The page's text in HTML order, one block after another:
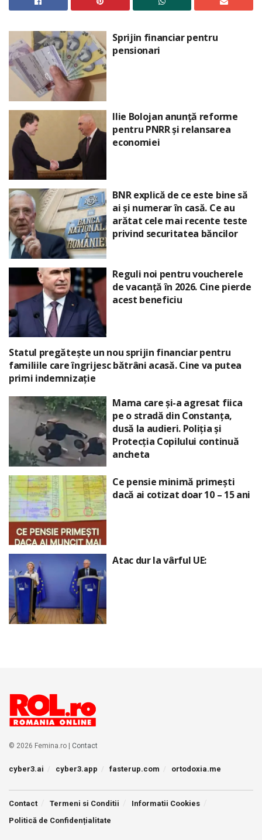
Sprijin financiar pentru
pensionari
Ilie Bolojan anunță reforme
pentru PNRR și relansarea
economiei
BNR explică de ce este bine să
ai și numerar în casă. Ce au
arătat cele mai recente teste
privind securitatea băncilor
Reguli noi pentru voucherele
de vacanță în 2026. Cine pierde
acest beneficiu
Statul pregătește un nou sprijin financiar pentru
familiile care îngrijesc bătrâni acasă. Cine va putea
primi indemnizație
Mama care și-a agresat fiica
pe o stradă din Constanța,
dusă la audieri. Poliția și
Protecția Copilului continuă
ancheta
Ce pensie minimă primești
dacă ai cotizat doar 10 – 15 ani
Atac dur la vârful UE:
© 2026 Femina.ro | Contact
cyber3.ai cyber3.app fasterup.com ortodoxia.me
Contact Termeni si Conditii
Informatii Cookies
Politică de Confidențialitate